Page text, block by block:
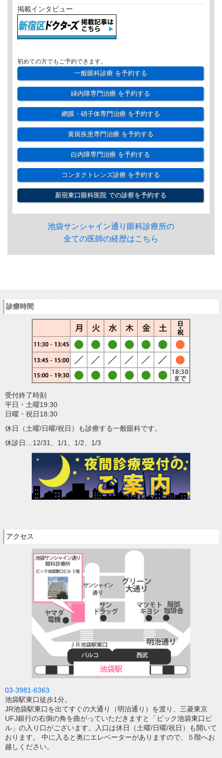
掲載インタビュー
初めての方でもご予約できます。
一般眼科診療を予約する
緑内障専門治療 を予約する
網膜・硝子体専門治療を予約する
黄斑疾患専門治療を予約する
白内障専門治療 を予約する
コンタクトレンズ診療を予約する
新宿東口眼科医院での診察を予約する
池袋サンシャイン通り眼科診療所の
全ての医師の経歴はこちら
診療時間
受付終了時刻
平日・土曜19:30
日曜・祝日18:30
休日（土曜/日曜/祝日）も診療する一般眼科です。
休診日…12/31、1/1、1/2、1/3
アクセス
03-3981-6363
池袋駅東口徒歩1分。
JR池袋駅東口を出てすぐの大通り（明治通り）を渡り、三菱東京
UFJ銀行の右側の角を曲がっていただきますと「ビック池袋東口ビ
ル」の入り口がございます。入口は休日（土曜/日曜/祝日）も開いて
おります。 中に入ると奥にエレベーターがありますので、５階へお
越しください。